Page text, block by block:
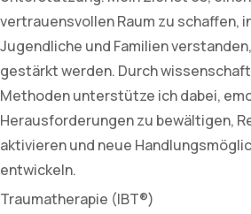
vertrauensvollen Raum zu schaffen,
Jugendliche und Familien
gestärkt werden. Durch
Methoden unterstütze ich dabei,
Herausforderungen zu bewältigen,
aktivieren und neue
entwickeln.
Traumatherapie (IBT®)